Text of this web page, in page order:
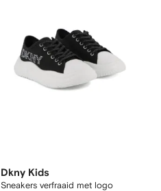
Dkny Kids
Sneakers verfraaid met logo